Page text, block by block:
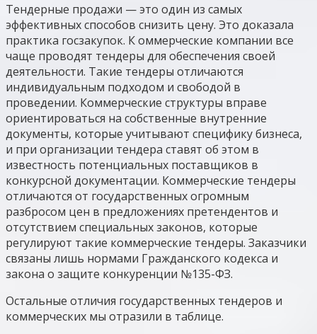
Тендерные продажи — это один из самых
эффективных способов снизить цену. Это доказала
практика госзакупок. К оммерческие компании все
чаще проводят тендеры для обеспечения своей
деятельности. Такие тендеры отличаются
индивидуальным подходом и свободой в
проведении. Коммерческие структуры вправе
ориентироваться на собственные внутренние
документы, которые учитывают специфику бизнеса,
и при организации тендера ставят об этом в
известность потенциальных поставщиков в
конкурсной документации. Коммерческие тендеры
отличаются от государственных огромным
разбросом цен в предложениях претендентов и
отсутствием специальных законов, которые
регулируют такие коммерческие тендеры. Заказчики
связаны лишь нормами Гражданского кодекса и
закона о защите конкуренции №135-ФЗ.
Остальные отличия государственных тендеров и
коммерческих мы отразили в таблице.